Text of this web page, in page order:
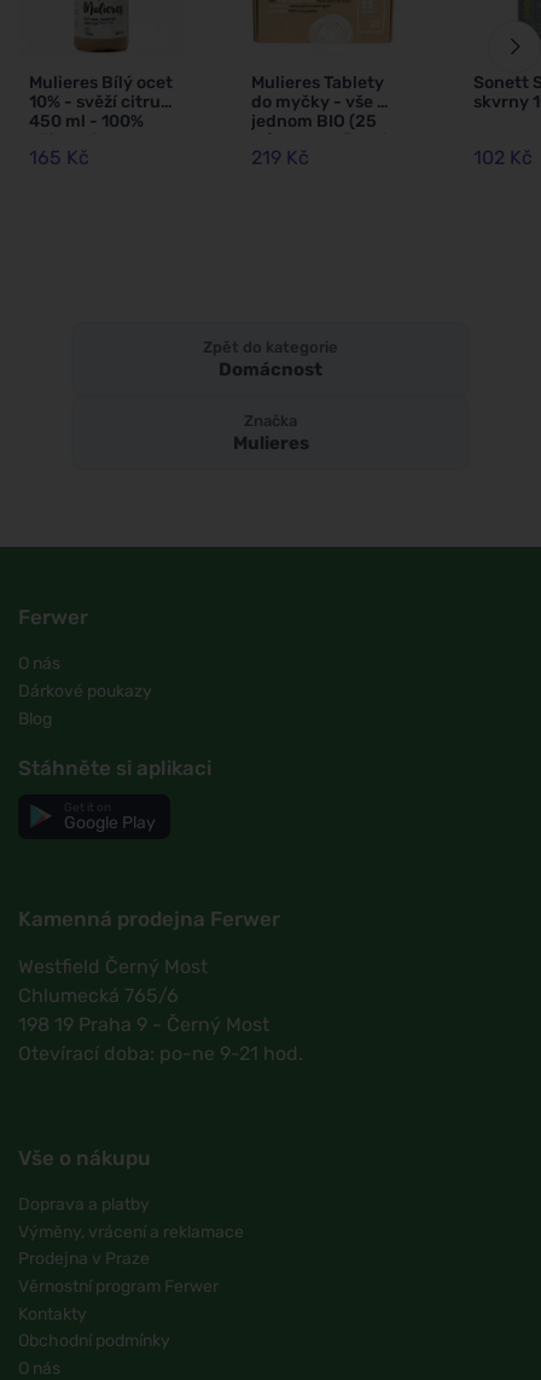
Mulieres Bílý ocet
10% - svěží citrus
450 ml - 100%
165 Kč
Mulieres Tablety
do myčky - vše v
jednom BIO (25
ks) - s certifikací
ecocert
219 Kč
Sonett
skvrny
102 Kč
Zpět do kategorie
Domácnost
Značka
Mulieres
Ferwer
O nás
Dárkové poukazy
Blog
Stáhněte si aplikaci
Google Play
Kamenná prodejna Ferwer
Westfield Černý Most
Chlumecká 765/6
198 19 Praha 9 - Černý Most
Otevírací doba: po-ne 9-21 hod.
Vše o nákupu
Doprava a platby
Výměny, vrácení a reklamace
Prodejna v Praze
Věrnostní program Ferwer
Kontakty
Obchodní podmínky
O nás